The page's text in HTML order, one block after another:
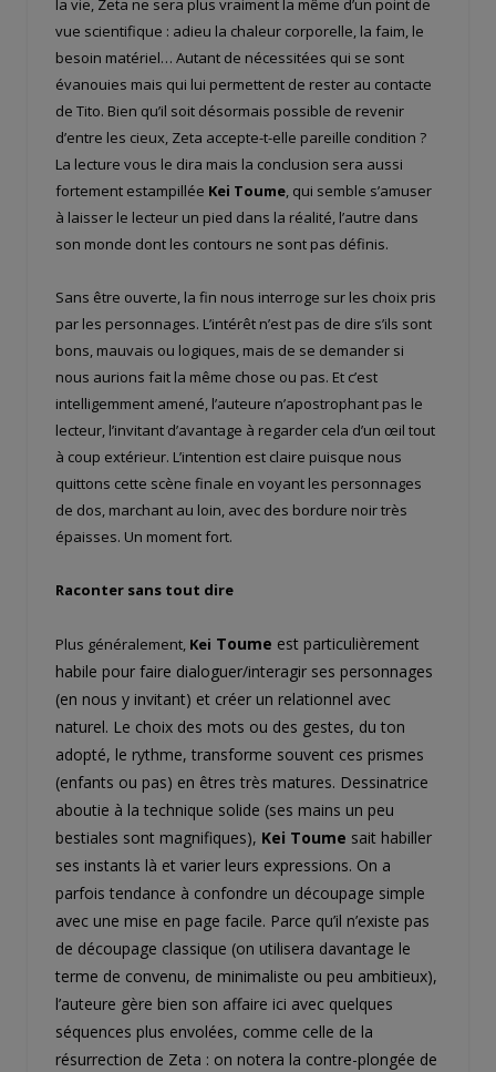
la vie, Zeta ne sera plus vraiment la même d’un point de
vue scientifique : adieu la chaleur corporelle, la faim, le
besoin matériel… Autant de nécessitées qui se sont
évanouies mais qui lui permettent de rester au contacte
de Tito. Bien qu’il soit désormais possible de revenir
d’entre les cieux, Zeta accepte-t-elle pareille condition ?
La lecture vous le dira mais la conclusion sera aussi
fortement estampillée Kei Toume, qui semble s’amuser
à laisser le lecteur un pied dans la réalité, l’autre dans
son monde dont les contours ne sont pas définis.
Sans être ouverte, la fin nous interroge sur les choix pris
par les personnages. L’intérêt n’est pas de dire s’ils sont
bons, mauvais ou logiques, mais de se demander si
nous aurions fait la même chose ou pas. Et c’est
intelligemment amené, l’auteure n’apostrophant pas le
lecteur, l’invitant d’avantage à regarder cela d’un œil tout
à coup extérieur. L’intention est claire puisque nous
quittons cette scène finale en voyant les personnages
de dos, marchant au loin, avec des bordure noir très
épaisses. Un moment fort.
Raconter sans tout dire
Plus généralement, Kei Toume est particulièrement
habile pour faire dialoguer/interagir ses personnages
(en nous y invitant) et créer un relationnel avec
naturel. Le choix des mots ou des gestes, du ton
adopté, le rythme, transforme souvent ces prismes
(enfants ou pas) en êtres très matures. Dessinatrice
aboutie à la technique solide (ses mains un peu
bestiales sont magnifiques), Kei Toume sait habiller
ses instants là et varier leurs expressions. On a
parfois tendance à confondre un découpage simple
avec une mise en page facile. Parce qu’il n’existe pas
de découpage classique (on utilisera davantage le
terme de convenu, de minimaliste ou peu ambitieux),
l’auteure gère bien son affaire ici avec quelques
séquences plus envolées, comme celle de la
résurrection de Zeta : on notera la contre-plongée de